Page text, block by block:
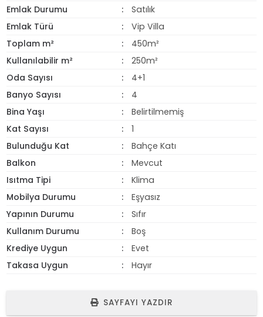
Emlak Durumu
Satılık
Emlak Türü
Vip Villa
Toplam m²
450m²
Kullanılabilir m²
250m²
Oda Sayısı
4+1
Banyo Sayısı
4
Bina Yaşı
Belirtilmemiş
Kat Sayısı
1
Bulunduğu Kat
Bahçe Katı
Balkon
Mevcut
Isıtma Tipi
Klima
Mobilya Durumu
Eşyasız
Yapının Durumu
Sıfır
Kullanım Durumu
Boş
Krediye Uygun
Evet
Takasa Uygun
Hayır
SAYFAYI YAZDIR